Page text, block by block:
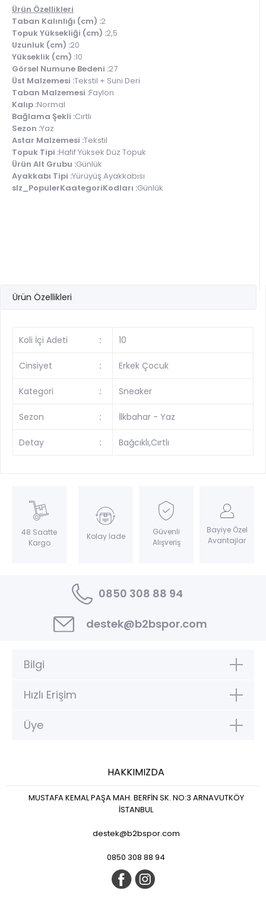
Ürün Özellikleri
Taban Kalınlığı (cm) :2
Topuk Yüksekliği (cm) :2,5
Uzunluk (cm) :20
Yükseklik (cm) :10
Görsel Numune Bedeni :27
Üst Malzemesi :Tekstil + Suni Deri
Taban Malzemesi :Faylon
Kalıp :Normal
Bağlama Şekli :Cırtlı
Sezon :Yaz
Astar Malzemesi :Tekstil
Topuk Tipi :Hafif Yüksek Düz Topuk
Ürün Alt Grubu :Günlük
Ayakkabı Tipi :Yürüyüş Ayakkabısı
slz_PopulerKaategoriKodları :Günlük
Ürün Özellikleri
Koli İçi Adeti : 10
Cinsiyet : Erkek Çocuk
Kategori : Sneaker
Sezon : İlkbahar - Yaz
Detay : Bağcıklı,Cırtlı
48 Saatte
Kargo
Kolay İade
Güvenli
Alışveriş
Bayiye Özel
Avantajlar
0850 308 88 94
destek@b2bspor.com
Bilgi
Hızlı Erişim
Üye
HAKKIMIZDA
MUSTAFA KEMAL PAŞA MAH. BERFİN SK. NO:3 ARNAVUTKÖY
İSTANBUL
destek@b2bspor.com
0850 308 88 94